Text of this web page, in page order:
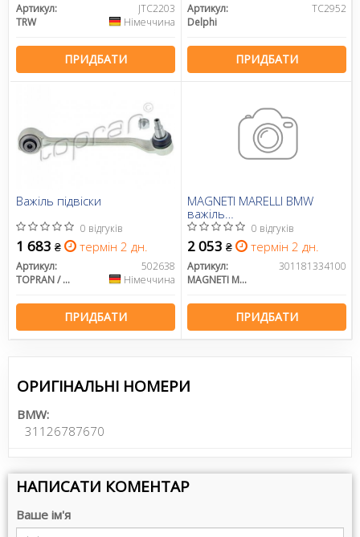
Артикул:
JTC2203
TRW
Німеччина
ПРИДБАТИ
Артикул:
TC2952
Delphi
ПРИДБАТИ
Важіль підвіски
0 відгуків
1 683 ₴ термін 2 дн.
Артикул:
502638
TOPRAN / HANS PRIES
Німеччина
ПРИДБАТИ
MAGNETI MARELLI BMW
важіль
передн.нижн.прав.X3
F25,26 11-
0 відгуків
2 053 ₴ термін 2 дн.
Артикул:
301181334100
MAGNETI MARELLI
ПРИДБАТИ
ОРИГІНАЛЬНІ НОМЕРИ
BMW:
31126787670
НАПИСАТИ КОМЕНТАР
Ваше ім'я